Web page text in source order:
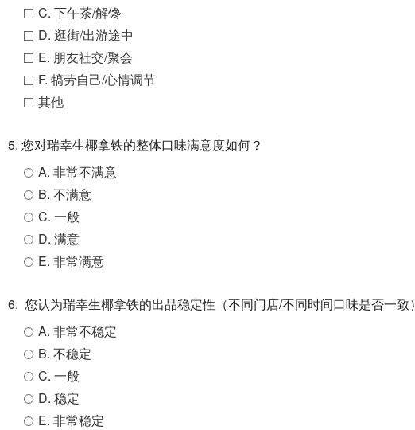
C. 下午茶/解馋
D. 逛街/出游途中
E. 朋友社交/聚会
F. 犒劳自己/心情调节
其他
5. 您对瑞幸生椰拿铁的整体口味满意度如何？
A. 非常不满意
B. 不满意
C. 一般
D. 满意
E. 非常满意
6. 您认为瑞幸生椰拿铁的出品稳定性（不同门店/不同时间口味是否一致）
A. 非常不稳定
B. 不稳定
C. 一般
D. 稳定
E. 非常稳定